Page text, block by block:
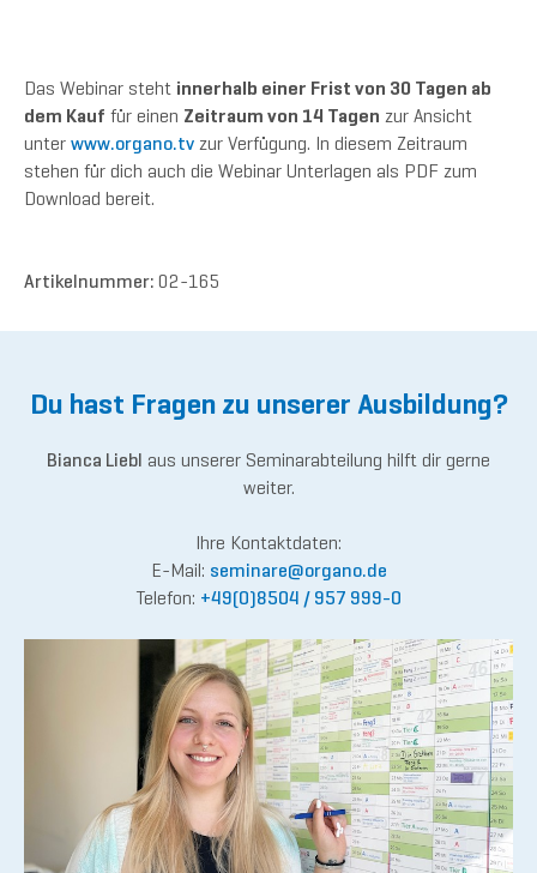
Das Webinar steht innerhalb einer Frist von 30 Tagen ab
dem Kauf für einen Zeitraum von 14 Tagen zur Ansicht
unter www.organo.tv zur Verfügung. In diesem Zeitraum
stehen für dich auch die Webinar Unterlagen als PDF zum
Download bereit.
Artikelnummer: 02-165
Du hast Fragen zu unserer Ausbildung?
Bianca Liebl aus unserer Seminarabteilung hilft dir gerne
weiter.
Ihre Kontaktdaten:
E-Mail: seminare@organo.de
Telefon: +49(0)8504 / 957 999-0